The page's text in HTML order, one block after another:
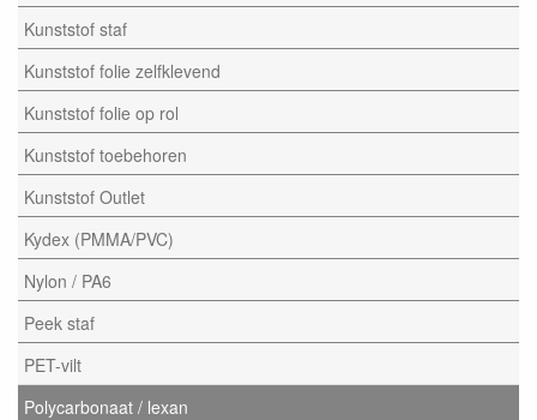
Kunststof staf
Kunststof folie zelfklevend
Kunststof folie op rol
Kunststof toebehoren
Kunststof Outlet
Kydex (PMMA/PVC)
Nylon / PA6
Peek staf
PET-vilt
Polycarbonaat / lexan